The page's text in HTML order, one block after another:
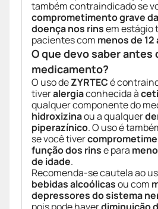
também contraindicado se
comprometimento grave
doença nos rinsem estágio
pacientes com menos de
O que devo saber antes
medicamento?
O uso deZYRTECé
tiveralergiaconhecida à
qualquer componente do
hidroxizinaou a qualquer
piperazínico. O uso é
se você tiver
função dos rinse para
de idade.
Recomenda-se cautela ao
bebidas alcoólicasou com
depressores do sistema